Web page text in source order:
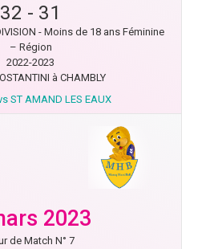
32 - 31
- Moins de 18 ans Féminine
– Région
2022-2023
à CHAMBLY
ST AMAND LES EAUX
2023
de Match N° 7